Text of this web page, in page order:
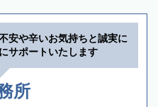
安や辛いお気持ちと誠実に
サポートいたします
所